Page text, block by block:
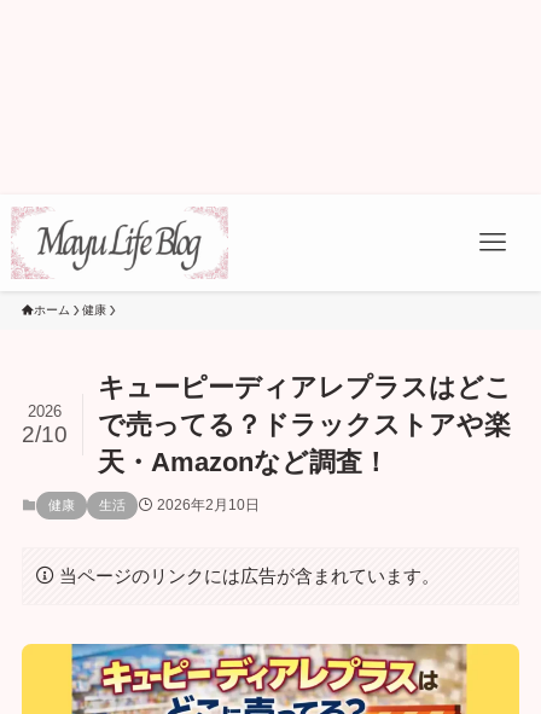
ホーム 健康
キューピーディアレプラスはどこ
で売ってる？ドラックストアや楽
天・Amazonなど調査！
2026
2/10
健康 生活 2026年2月10日
当ページのリンクには広告が含まれています。